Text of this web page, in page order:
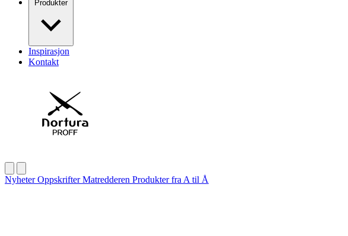
Produkter
Inspirasjon
Kontakt
NyheterOppskrifterMatredderen Produkter fra A til Å